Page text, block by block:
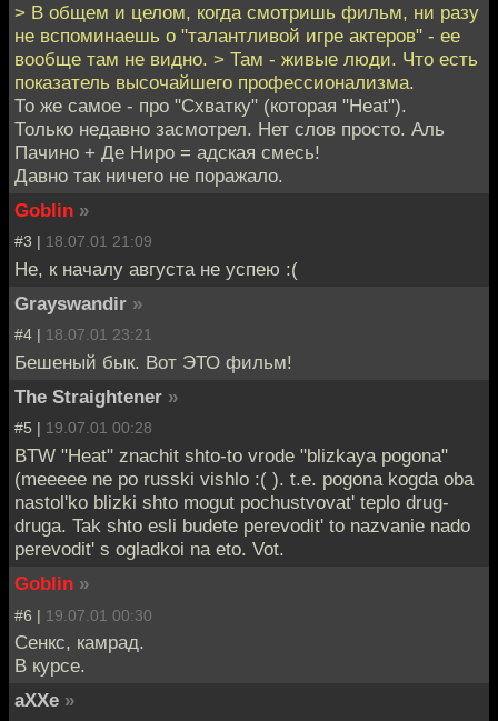
> В общем и целом, когда смотришь фильм, ни разу
не вспоминаешь о "талантливой игре актеров" - ее
вообще там не видно. > Там - живые люди. Что есть
показатель высочайшего профессионализма.
То же самое - про "Схватку" (которая "Heat").
Только недавно засмотрел. Нет слов просто. Аль
Пачино + Де Ниро = адская смесь!
Давно так ничего не поражало.
Goblin »
#3 | 18.07.01 21:09
Не, к началу августа не успею :(
Grayswandir »
#4 | 18.07.01 23:21
Бешеный бык. Вот ЭТО фильм!
The Straightener »
#5 | 19.07.01 00:28
BTW "Heat" znachit shto-to vrode "blizkaya pogona"
(meeeee ne po russki vishlo :( ). t.e. pogona kogda oba
nastol'ko blizki shto mogut pochustvovat' teplo drug-
druga. Tak shto esli budete perevodit' to nazvanie nado
perevodit' s ogladkoi na eto. Vot.
Goblin »
#6 | 19.07.01 00:30
Сенкс, камрад.
В курсе.
aXXe »